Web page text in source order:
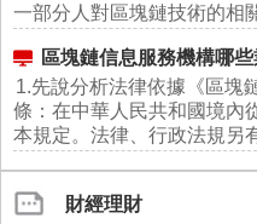
一部分人對區塊鏈技術的相
區塊鏈信息服務機構哪
1.先說分析法律依據《區塊
條：在中華人民共和國境內
本規定。法律、行政法規另
財經理財